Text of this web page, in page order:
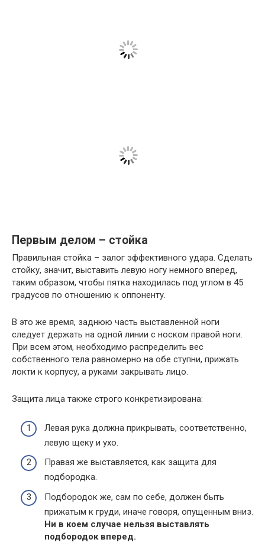
Первым делом – стойка
Правильная стойка – залог эффективного удара. Сделать
стойку, значит, выставить левую ногу немного вперед,
таким образом, чтобы пятка находилась под углом в 45
градусов по отношению к оппоненту.
В это же время, заднюю часть выставленной ноги
следует держать на одной линии с носком правой ноги.
При всем этом, необходимо распределить вес
собственного тела равномерно на обе ступни, прижать
локти к корпусу, а руками закрывать лицо.
Защита лица также строго конкретизирована:
Левая рука должна прикрывать, соответственно,
левую щеку и ухо.
Правая же выставляется, как защита для
подбородка.
Подбородок же, сам по себе, должен быть
прижатым к груди, иначе говоря, опущенным вниз.
Ни в коем случае нельзя выставлять
подбородок вперед.